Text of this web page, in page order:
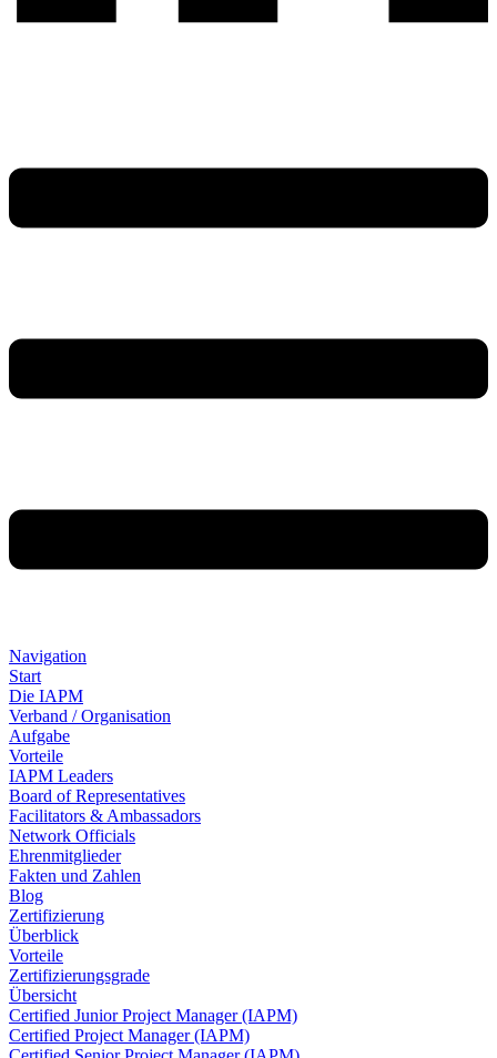
Navigation
Start
Die IAPM
Verband / Organisation
Aufgabe
Vorteile
IAPM Leaders
Board of Representatives
Facilitators & Ambassadors
Network Officials
Ehrenmitglieder
Fakten und Zahlen
Blog
Zertifizierung
Überblick
Vorteile
Zertifizierungsgrade
Übersicht
Certified Junior Project Manager (IAPM)
Certified Project Manager (IAPM)